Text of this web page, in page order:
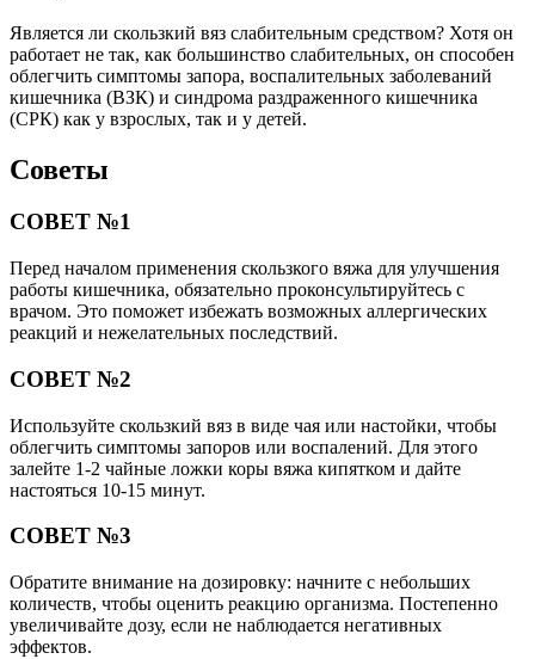
Является ли скользкий вяз слабительным средством? Хотя он
работает не так, как большинство слабительных, он способен
облегчить симптомы запора, воспалительных заболеваний
кишечника (ВЗК) и синдрома раздраженного кишечника
(СРК) как у взрослых, так и у детей.
Советы
СОВЕТ №1
Перед началом применения скользкого вяжа для улучшения
работы кишечника, обязательно проконсультируйтесь с
врачом. Это поможет избежать возможных аллергических
реакций и нежелательных последствий.
СОВЕТ №2
Используйте скользкий вяз в виде чая или настойки, чтобы
облегчить симптомы запоров или воспалений. Для этого
залейте 1-2 чайные ложки коры вяжа кипятком и дайте
настояться 10-15 минут.
СОВЕТ №3
Обратите внимание на дозировку: начните с небольших
количеств, чтобы оценить реакцию организма. Постепенно
увеличивайте дозу, если не наблюдается негативных
эффектов.